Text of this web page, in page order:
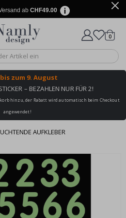
ab CHF49.00
von 1019 Bewertungen
Wagen
0
zum 9. August
– BEZAHLEN NUR FÜR 2!
hinzu, der Rabatt wird automatisch beim Checkout
angewendet!
AUFKLEBER
Einkaufswagen
Zur Kasse